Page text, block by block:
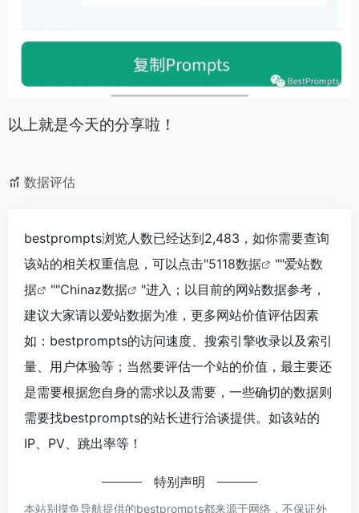
以上就是今天的分享啦！
数据评估
bestprompts浏览人数已经达到2,483，如你需要查询
该站的相关权重信息，可以点击"5118数据 ""爱站数
据
""Chinaz数据
"进入；以目前的网站数据参考，
建议大家请以爱站数据为准，更多网站价值评估因素
如：bestprompts的访问速度、搜索引擎收录以及索引
量、用户体验等；当然要评估一个站的价值，最主要还
是需要根据您自身的需求以及需要，一些确切的数据则
需要找bestprompts的站长进行洽谈提供。如该站的
IP、PV、跳出率等！
特别声明
本站别摸鱼导航提供的bestprompts都来源于网络，不保证外